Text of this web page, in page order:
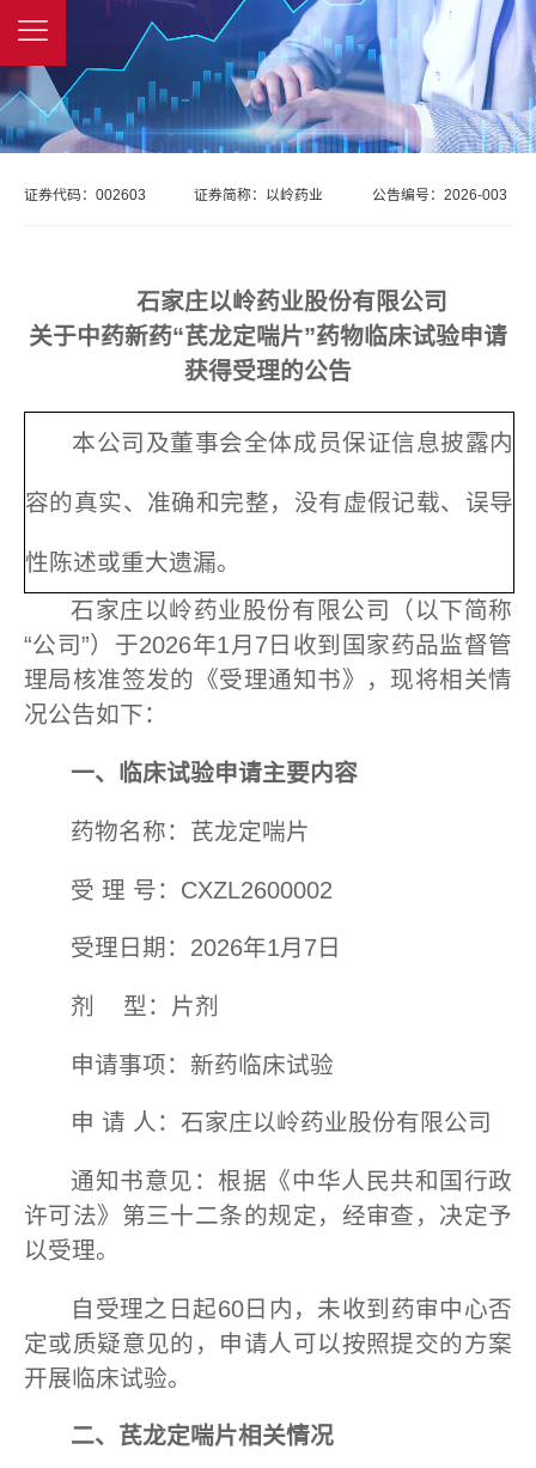
证券代码： 002603 证券简称： 以岭药业 2026-003
公告编号：
石家庄以岭药业股份有限公司
关于中药新药“芪龙定喘片”药物临床试验申请
获得受理的公告
本公司及董事会全体成员保证信息披露内
容的真实、准确和完整，没有虚假记载、误导
性陈述或重大遗漏。
石家庄以岭药业股份有限公司（以下简称
“公司”）于2026年1月7日收到国家药品监督管
理局核准签发的《受理通知书》，现将相关情
况公告如下：
一、临床试验申请主要内容
药物名称：芪龙定喘片
受 理 号：CXZL2600002
受理日期：2026年1月7日
剂 型：片剂
申请事项：新药临床试验
申 请 人：石家庄以岭药业股份有限公司
通知书意见：根据《中华人民共和国行政
许可法》第三十二条的规定，经审查，决定予
以受理。
自受理之日起60日内，未收到药审中心否
定或质疑意见的，申请人可以按照提交的方案
开展临床试验。
二、 芪龙定喘片相关情况